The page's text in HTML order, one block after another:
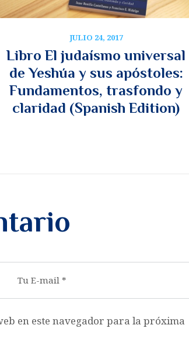
JULIO 24, 2017
Libro El judaísmo universal
de Yeshúa y sus apóstoles:
Fundamentos, trasfondo y
claridad (Spanish Edition)
en este navegador para la próxima